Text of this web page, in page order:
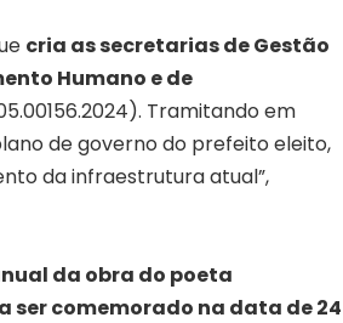
cria assecretarias de Gestão
Humano e de
). Tramitando em
de governo do prefeito eleito,
da infraestrutura atual”,
da obra do poeta
ser comemorado na data de 24